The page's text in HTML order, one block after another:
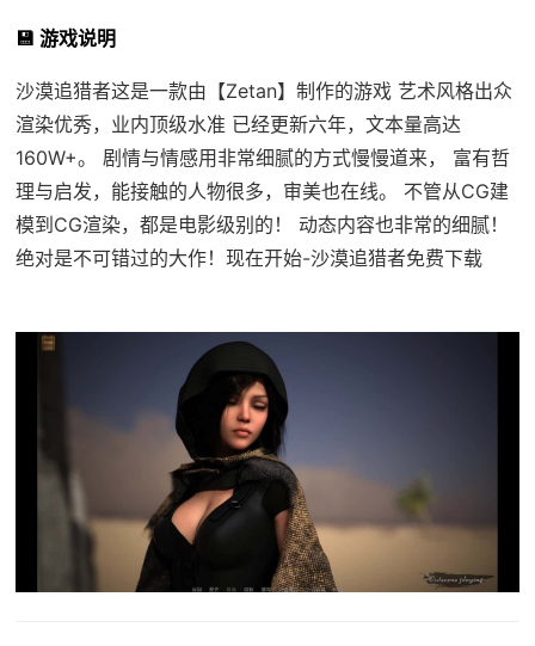
💾 游戏说明
沙漠追猎者这是一款由【Zetan】制作的游戏 艺术风格出众
渲染优秀，业内顶级水准 已经更新六年，文本量高达
160W+。 剧情与情感用非常细腻的方式慢慢道来， 富有哲
理与启发，能接触的人物很多，审美也在线。 不管从CG建
模到CG渲染，都是电影级别的！ 动态内容也非常的细腻！
绝对是不可错过的大作！现在开始-沙漠追猎者免费下载